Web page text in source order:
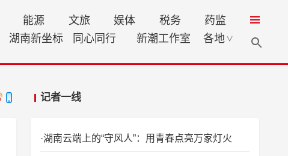
能源 文旅 娱体 税务
药监
湖南新坐标 同心同行 新潮工作室 各地 ∨
记者一线
湖南云端上的“守风人”：用青春点亮万家灯火